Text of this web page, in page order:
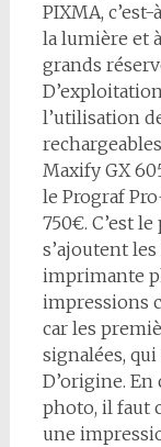
PIXMA,
la lumière et
grands
l’utilisation
Maxify GX
le Prograf
750€. C’est
s’ajoutent
imprimante
impressions
car les
signalées,
D’origine.
photo, il faut
une